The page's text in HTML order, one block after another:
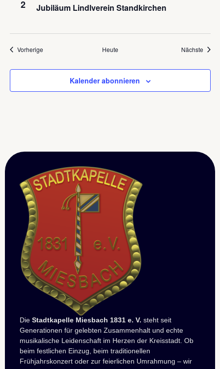
2 Jubiläum Lindlverein Standkirchen
VorherigeVeranstaltungen Heute Nächste
Kalender abonnieren
Die Stadtkapelle Miesbach 1831 e. V. steht seit
Generationen für gelebten Zusammenhalt und echte
musikalische Leidenschaft im Herzen der Kreisstadt. Ob
beim festlichen Einzug, beim traditionellen
Frühjahrskonzert oder zur feierlichen Umrahmung – wir